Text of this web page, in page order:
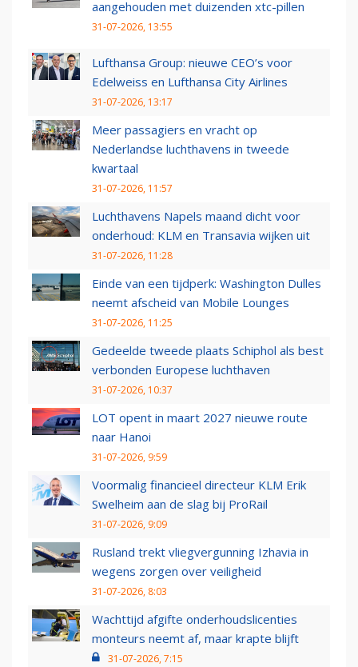
aangehouden met duizenden xtc-pillen
31-07-2026, 13:55
Lufthansa Group: nieuwe CEO’s voor
Edelweiss en Lufthansa City Airlines
31-07-2026, 13:17
Meer passagiers en vracht op
Nederlandse luchthavens in tweede
kwartaal
31-07-2026, 11:57
Luchthavens Napels maand dicht voor
onderhoud: KLM en Transavia wijken uit
31-07-2026, 11:28
Einde van een tijdperk: Washington Dulles
neemt afscheid van Mobile Lounges
31-07-2026, 11:25
Gedeelde tweede plaats Schiphol als best
verbonden Europese luchthaven
31-07-2026, 10:37
LOT opent in maart 2027 nieuwe route
naar Hanoi
31-07-2026, 9:59
Voormalig financieel directeur KLM Erik
Swelheim aan de slag bij ProRail
31-07-2026, 9:09
Rusland trekt vliegvergunning Izhavia in
wegens zorgen over veiligheid
31-07-2026, 8:03
Wachttijd afgifte onderhoudslicenties
monteurs neemt af, maar krapte blijft
31-07-2026, 7:15